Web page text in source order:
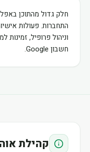
חלק גדול מהתוכן
התחברות. פעולות
וניהול פרופיל,
חשבון Google.
קהילת